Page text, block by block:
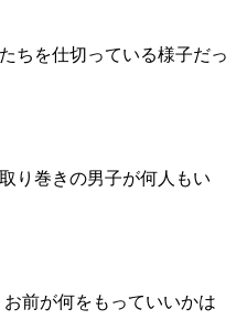
ちを仕切っている様子だっ
り巻きの男子が何人もい
前が何をもっていいかは